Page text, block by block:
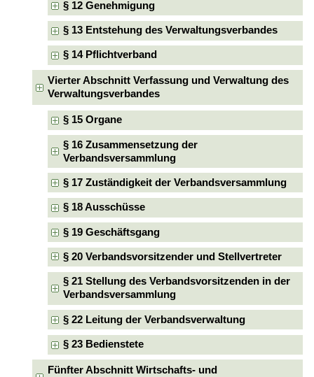
§ 12 Genehmigung
§ 13 Entstehung des Verwaltungsverbandes
§ 14 Pflichtverband
Vierter Abschnitt Verfassung und Verwaltung des
Verwaltungsverbandes
§ 15 Organe
§ 16 Zusammensetzung der
Verbandsversammlung
§ 17 Zuständigkeit der Verbandsversammlung
§ 18 Ausschüsse
§ 19 Geschäftsgang
§ 20 Verbandsvorsitzender und Stellvertreter
§ 21 Stellung des Verbandsvorsitzenden in der
Verbandsversammlung
§ 22 Leitung der Verbandsverwaltung
§ 23 Bedienstete
Fünfter Abschnitt Wirtschafts- und